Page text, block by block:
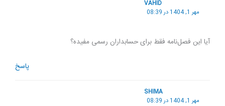
VAHID
مهر 1, 1404 در 08:39
آیا این فصل‌نامه فقط برای حسابداران رسمی مفیده؟
پاسخ
SHIMA
مهر 1, 1404 در 08:39